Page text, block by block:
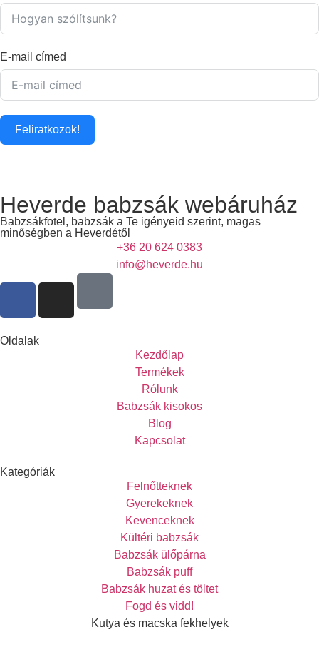
E-mail címed
Feliratkozok!
Heverde babzsák webáruház
Babzsákfotel, babzsák a Te igényeid szerint, magas
minőségben a Heverdétől
+36 20 624 0383
info@heverde.hu
Oldalak
Kezdőlap
Termékek
Rólunk
Babzsák kisokos
Blog
Kapcsolat
Kategóriák
Felnőtteknek
Gyerekeknek
Kevenceknek
Kültéri babzsák
Babzsák ülőpárna
Babzsák puff
Babzsák huzat és töltet
Fogd és vidd!
Kutya és macska fekhelyek